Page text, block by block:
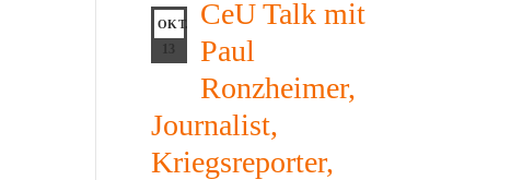
OKT.
CeU Talk mit
Paul
Ronzheimer,
Journalist,
Kriegsreporter,